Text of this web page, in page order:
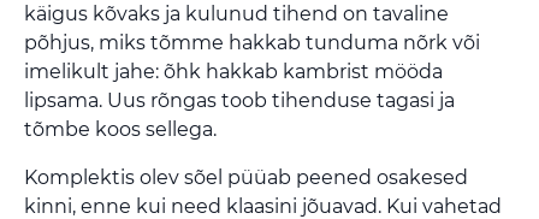
käigus kõvaks ja kulunud tihend on tavaline
põhjus, miks tõmme hakkab tunduma nõrk või
imelikult jahe: õhk hakkab kambrist mööda
lipsama. Uus rõngas toob tihenduse tagasi ja
tõmbe koos sellega.
Komplektis olev sõel püüab peened osakesed
kinni, enne kui need klaasini jõuavad. Kui vahetad